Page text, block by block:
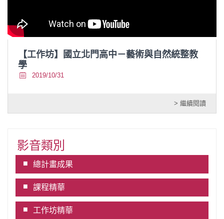
【工作坊】國立北門高中－藝術與自然統整教
學
2019/10/31
> 繼續閱讀
影音類別
總計畫成果
課程精華
工作坊精華